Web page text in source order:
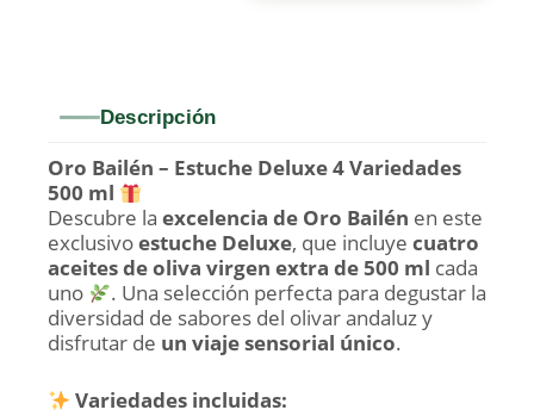
Descripción
Oro Bailén – Estuche Deluxe 4 Variedades
500 ml
Descubre la excelencia de Oro Bailén en este
exclusivoestuche Deluxe, que incluye cuatro
aceites de oliva virgen extra de 500 ml cada
uno
. Una selección perfecta para degustar la
diversidad de sabores del olivar andaluz y
disfrutar de un viaje sensorial único.
Variedades incluidas: